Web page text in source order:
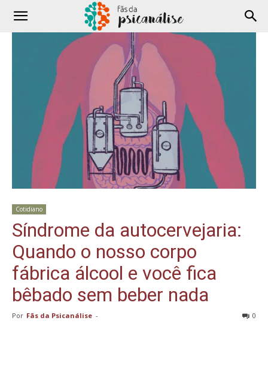
Cotidiano
Síndrome da autocervejaria:
Quando o nosso corpo
fábrica álcool e você fica
bêbado sem beber nada
Por Fãs da Psicanálise - 0